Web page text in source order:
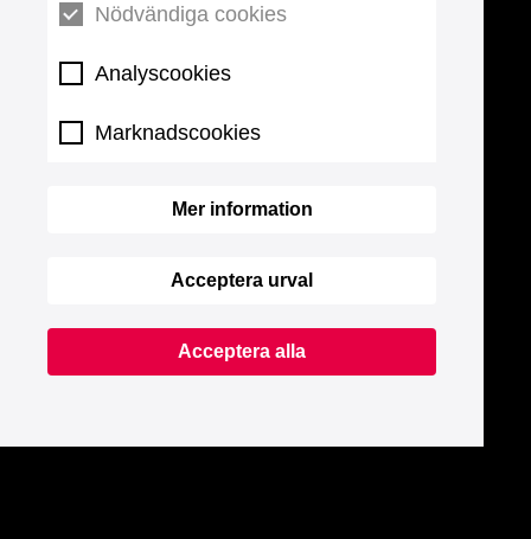
Nödvändiga cookies
Analyscookies
Marknadscookies
Mer information
Acceptera urval
Acceptera alla